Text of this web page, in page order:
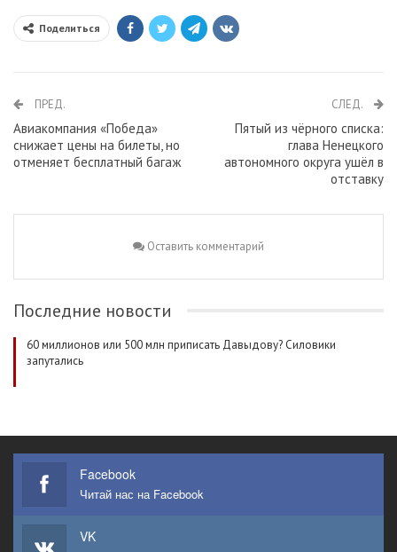
Поделиться
ПРЕД.
Авиакомпания «Победа»
снижает цены на билеты, но
отменяет бесплатный багаж
СЛЕД.
Пятый из чёрного списка:
глава Ненецкого
автономного округа ушёл в
отставку
Оставить комментарий
Последние новости
60 миллионов или 500 млн приписать Давыдову? Силовики
запутались
Facebook
Читай нас на Facebook
VK